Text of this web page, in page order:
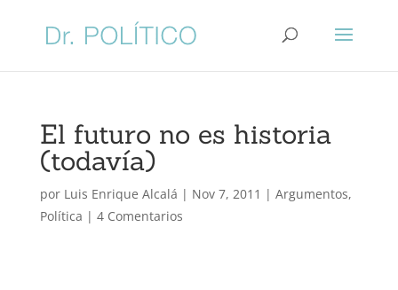
El futuro no es historia
(todavía)
por Luis Enrique Alcalá | Nov 7, 2011 | Argumentos,
Política | 4 Comentarios